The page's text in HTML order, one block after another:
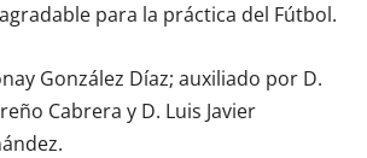
para la práctica del Fútbol.
González Díaz; auxiliado por D.
Cabrera y D. Luis Javier